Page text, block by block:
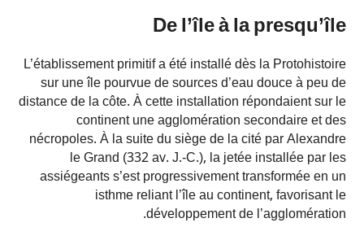
De l’île à la presqu’île
L’établissement primitif a été installé dès la Protohistoire
sur une île pourvue de sources d’eau douce à peu de
distance de la côte. À cette installation répondaient sur le
continent une agglomération secondaire et des
nécropoles. À la suite du siège de la cité par Alexandre
le Grand (332 av. J.-C.), la jetée installée par les
assiégeants s’est progressivement transformée en un
isthme reliant l’île au continent, favorisant le
développement de l’agglomération.